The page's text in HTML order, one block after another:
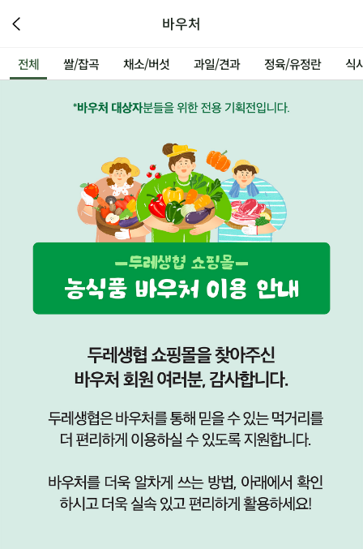
바우처
전체 쌀/잡곡 채소/버섯 과일/견과 정육/유정란 식